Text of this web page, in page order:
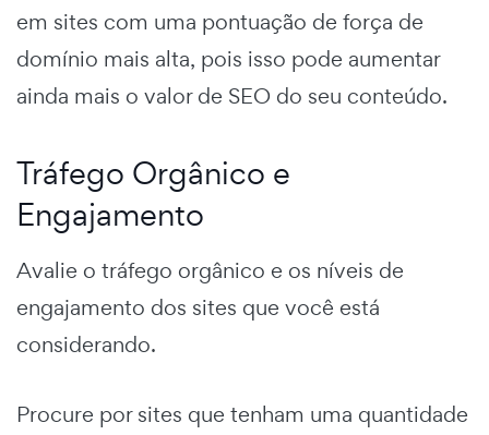
em sites com uma pontuação de força de
domínio mais alta, pois isso pode aumentar
ainda mais o valor de SEO do seu conteúdo.
Tráfego Orgânico e
Engajamento
Avalie o tráfego orgânico e os níveis de
engajamento dos sites que você está
considerando.
Procure por sites que tenham uma quantidade